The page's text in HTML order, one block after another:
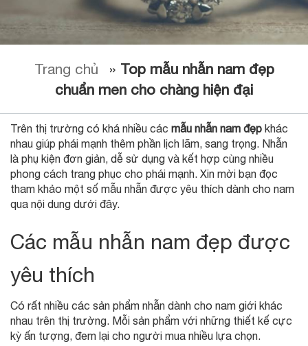
Trang chủ » Top mẫu nhẫn nam đẹp
chuẩn men cho chàng hiện đại
Trên thị trường có khá nhiều các mẫu nhẫn nam đẹp khác
nhau giúp phái mạnh thêm phần lịch lãm, sang trọng. Nhẫn
là phụ kiện đơn giản, dễ sử dụng và kết hợp cùng nhiều
phong cách trang phục cho phái mạnh. Xin mời bạn đọc
tham khảo một số mẫu nhẫn được yêu thích dành cho nam
qua nội dung dưới đây.
Các mẫu nhẫn nam đẹp được
yêu thích
Có rất nhiều các sản phẩm nhẫn dành cho nam giới khác
nhau trên thị trường. Mỗi sản phẩm với những thiết kế cực
kỳ ấn tượng, đem lại cho người mua nhiều lựa chọn.